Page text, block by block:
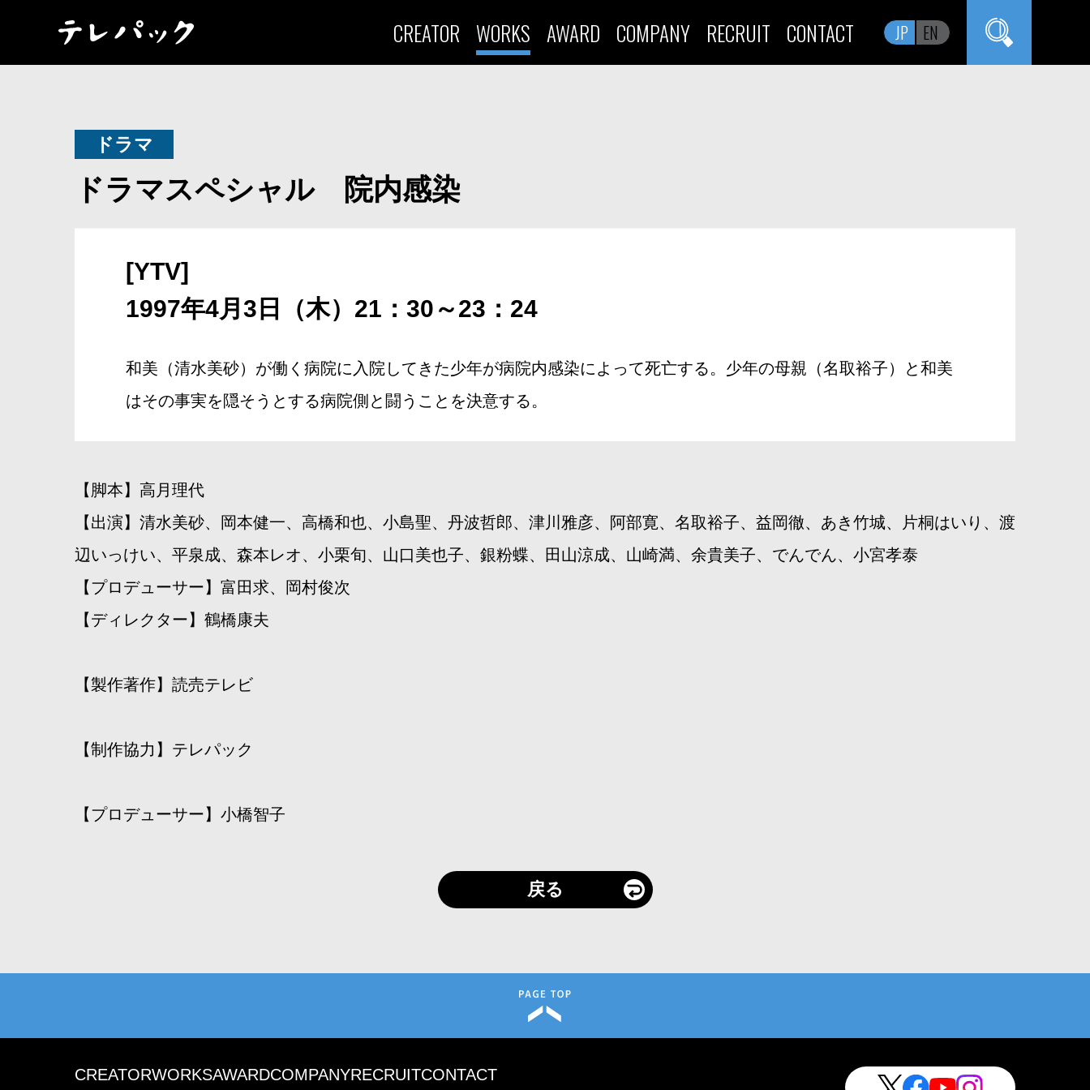
CREATOR WORKS AWARD COMPANY RECRUIT CONTACT JP EN
ドラマ
ドラマスペシャル 院内感染
[YTV]
1997年4月3日（木）21：30～23：24
和美（清水美砂）が働く病院に入院してきた少年が病院内感染によって死亡する。少年の母親（名取裕子）と和美
はその事実を隠そうとする病院側と闘うことを決意する。
【脚本】高月理代
【出演】清水美砂、岡本健一、高橋和也、小島聖、丹波哲郎、津川雅彦、阿部寛、名取裕子、益岡徹、あき竹城、片桐はいり、渡
辺いっけい、平泉成、森本レオ、小栗旬、山口美也子、銀粉蝶、田山涼成、山崎満、余貴美子、でんでん、小宮孝泰
【プロデューサー】富田求、岡村俊次
【ディレクター】鶴橋康夫
【製作著作】読売テレビ
【制作協力】テレパック
【プロデューサー】小橋智子
戻る
CREATORWORKSAWARDCOMPANYRECRUITCONTACT